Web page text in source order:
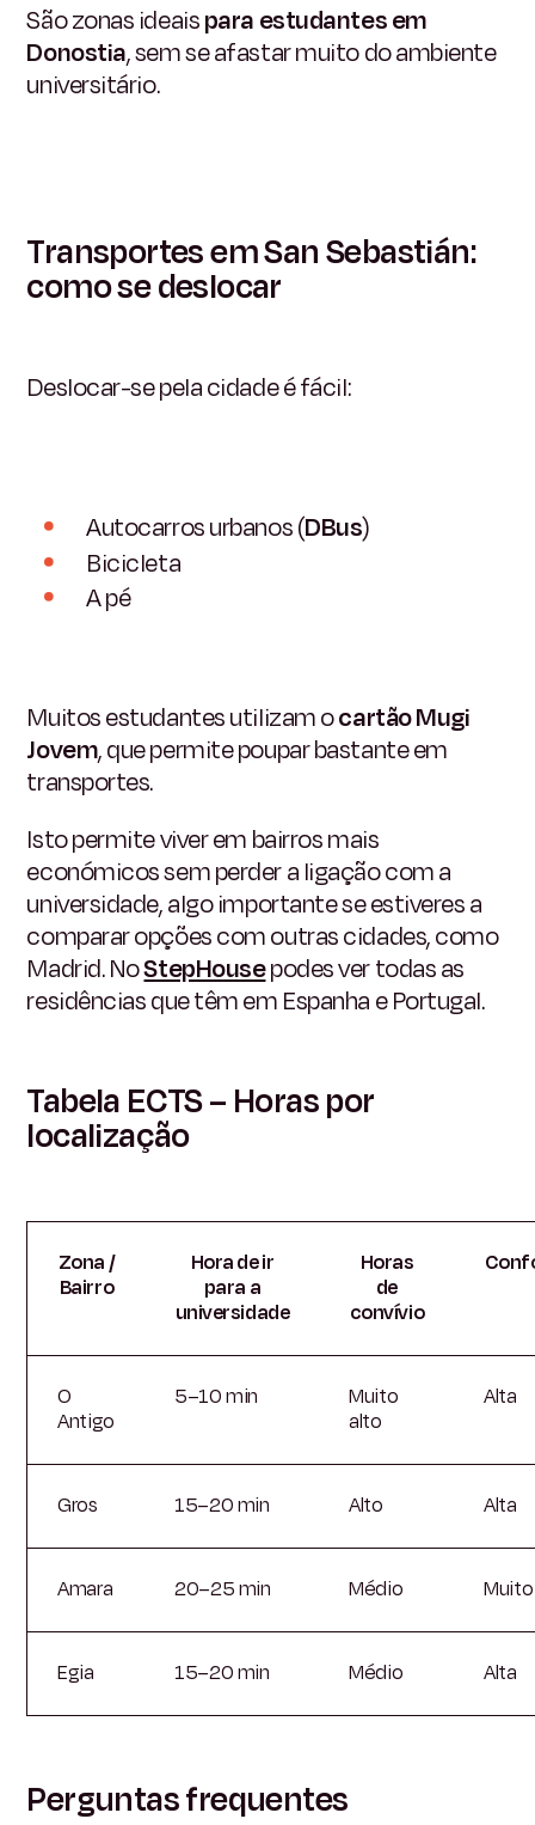
São zonas ideaispara estudantes em
Donostia, sem se afastar muito do ambiente
universitário.
Transportes em San Sebastián:
como se deslocar
Deslocar-se pela cidade é fácil:
Autocarros urbanos (DBus)
Bicicleta
A pé
Muitos estudantes utilizam ocartão Mugi
Jovem, que permite poupar bastante em
transportes.
Isto permite viver em bairros mais
económicos sem perder a ligação com a
universidade, algo importante se estiveres a
comparar opções com outras cidades, como
Madrid. NoStepHousepodes ver todas as
residências que têm em Espanha e Portugal.
Tabela ECTS – Horas por
localização
Zona /
Bairro
Hora de ir
para a
universidade
Horas
de
convívio
O
Antigo
5–10 min
Muito
alto
Alta
Gros 15–20 min Alto Alta
Amara 20–25 min Médio
Egia 15–20 min Médio Alta
Perguntas frequentes